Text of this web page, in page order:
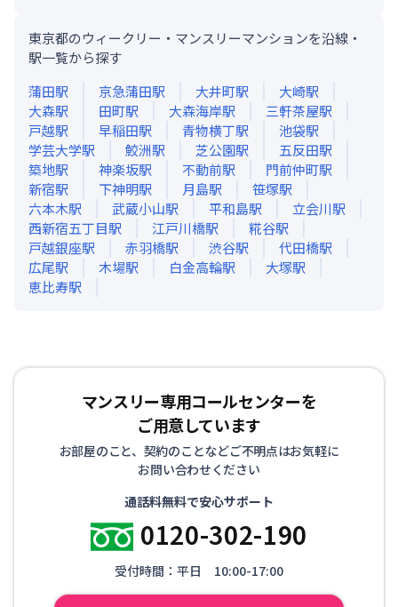
東京都のウィークリー・マンスリーマンションを沿線・
駅一覧から探す
蒲田駅 京急蒲田駅 大井町駅 大崎駅
大森駅 田町駅 大森海岸駅 三軒茶屋駅
戸越駅 早稲田駅 青物横丁駅 池袋駅
学芸大学駅 鮫洲駅 芝公園駅 五反田駅
築地駅 神楽坂駅 不動前駅 門前仲町駅
新宿駅 下神明駅 月島駅 笹塚駅
六本木駅 武蔵小山駅 平和島駅 立会川駅
西新宿五丁目駅 江戸川橋駅 糀谷駅
戸越銀座駅 赤羽橋駅 渋谷駅 代田橋駅
広尾駅 木場駅 白金高輪駅 大塚駅
恵比寿駅
マンスリー専用コールセンターを
ご用意しています
お部屋のこと、契約のことなどご不明点はお気軽に
お問い合わせください
通話料無料で安心サポート
0120-302-190
受付時間：平日 10:00-17:00